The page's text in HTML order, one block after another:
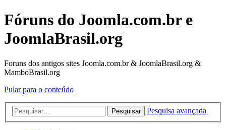
Fóruns do Joomla.com.br e
JoomlaBrasil.org
Foruns dos antigos sites Joomla.com.br & JoomlaBrasil.org &
MamboBrasil.org
Pular para o conteúdo
Pesquisar Pesquisa avançada